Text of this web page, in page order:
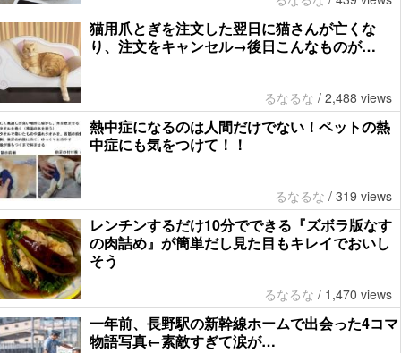
猫用爪とぎを注文した翌日に猫さんが亡くな
り、注文をキャンセル→後日こんなものが…
るなるな / 2,488 views
熱中症になるのは人間だけでない！ペットの熱
中症にも気をつけて！！
るなるな / 319 views
レンチンするだけ10分でできる『ズボラ版なす
の肉詰め』が簡単だし見た目もキレイでおいし
そう
るなるな / 1,470 views
一年前、長野駅の新幹線ホームで出会った4コマ
物語写真←素敵すぎて涙が…